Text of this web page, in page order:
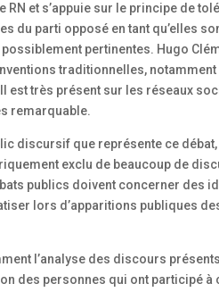
et s’appuie sur le principe de
du parti opposé en tant qu’elles
pertinentes. Hugo
traditionnelles,
est très présent sur les réseaux
remarquable.
discursif que représente ce
exclu de beaucoup de
publics doivent concerner des
lors d’apparitions publiques
l’analyse des discours
des personnes qui ont participé à